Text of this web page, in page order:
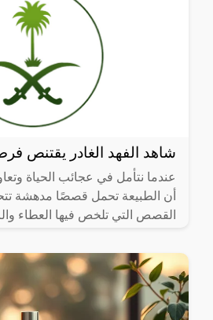
شاهد الفهد الغادر يقتنص
عندما نتأمل في عجائب الحياة
أن الطبيعة تحمل قصصًا مدهشة
القصص التي تلخص فيها العطاء